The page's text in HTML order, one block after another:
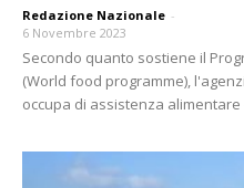
Redazione Nazionale -
6 Novembre 2023
Secondo quanto sostiene il
(World food programme),
occupa di assistenza alimentare